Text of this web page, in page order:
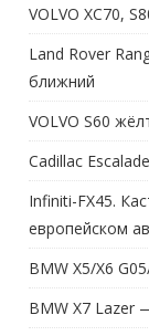
VOLVO XC70,
Land Rover
ближний
VOLVO S60
Cadillac
Infiniti-FX45.
европейском
BMW X5/X6
BMW X7 Lazer